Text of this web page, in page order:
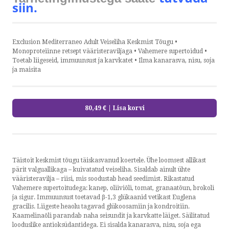
siin.
Exclusion Mediterraneo Adult Veiseliha Keskmist Tõugu •
Monoproteiinne retsept vääristeraviljaga • Vahemere supertoidud •
Toetab liigeseid, immuunsust ja karvkatet • Ilma kanarasva, nisu, soja
ja maisita
80,49 € | Lisa korvi
Täistoit keskmist tõugu täiskasvanud koertele. Ühe loomsest allikast
pärit valguallikaga – kuivatatud veiseliha. Sisaldab ainult ühte
vääristeravilja – riisi, mis soodustab head seedimist. Rikastatud
Vahemere supertoitudega: kanep, oliiviõli, tomat, granaatõun, brokoli
ja sigur. Immuunsust toetavad β-1,3 glükaanid vetikast Euglena
gracilis. Liigeste heaolu tagavad glükoosamiin ja kondroitiin.
Kaamelinaõli parandab naha seisundit ja karvkatte läiget. Säilitatud
looduslike antioksüdantidega. Ei sisalda kanarasva, nisu, soja ega